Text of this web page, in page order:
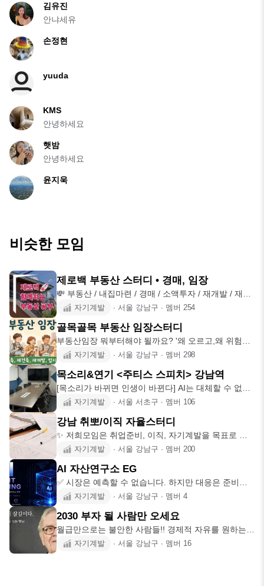
김유진
안냐세유
손정현
yuuda
KMS
안녕하세요
햇밤
안녕하세요
윤지욱
비슷한 모임
제로백 부동산 스터디 • 경매, 임장
💸 부동산 / 내집마련 / 경매 / 소액투자 / 재개발 / 재건
축 / 임자기계발 ∙ 서울 강남구 ∙ 멤버 254
골목골목 부동산 임장스터디
부동산임장 뭐부터해야 될까요? '왜 오르고,왜 위험한
지 직접보고 판단하는
자기계발 ∙ 서울 강남구 ∙ 멤버 298
목소리&연기 <주티스 스피치> 강남역
[목소리가 바뀌면 인생이 바뀐다] AI는 대체할 수 없는 ​
사람의 마음
자기계발 ∙ 서울 서초구 ∙ 멤버 106
강남 취뽀/이직 자율스터디
✨ 저희모임은 취업준비, 이직, 자기계발을 목표로 하
는 모든분들을 위한
자기계발 ∙ 서울 강남구 ∙ 멤버 200
AI 자산연구소 EG
✅ 시장은 예측할 수 없습니다. 하지만 대응은 준비할
자기계발 ∙ 서울 강남구 ∙ 멤버 4
2030 부자 될 사람만 오세요
월급만으로는 불안한 사람들!! 경제적 자유를 원하는
사람들!! 돈 때문에
자기계발 ∙ 서울 강남구 ∙ 멤버 16